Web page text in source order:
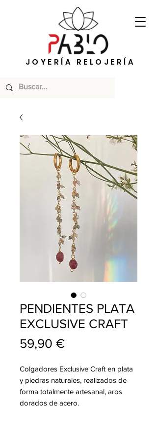
JOYERÍA RELOJERÍA
PENDIENTES PLATA
EXCLUSIVE CRAFT
59,90 €Precio
Colgadores Exclusive Craft en plata
y piedras naturales, realizados de
forma totalmente artesanal, aros
dorados de acero.